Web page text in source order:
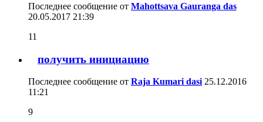
Последнее сообщение от Mahottsava Gauranga das
20.05.2017 21:39
11
получить инициацию
Последнее сообщение от Raja Kumari dasi 25.12.2016
11:21
9